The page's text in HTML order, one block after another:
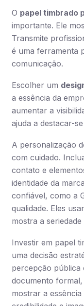
O papel timbrado
importante. Ele
Transmite
é uma ferramenta
comunicação.
Escolher um
a essência da
aumentar a
ajuda a destacar-
A personalização
com cuidado.
contato e
identidade da
confiável, como a
qualidade. Eles
mostra a
Investir em papel
uma decisão
percepção pública
documento
mostrar a